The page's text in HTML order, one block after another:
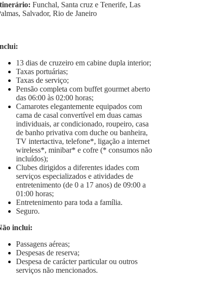
Funchal, Santa cruz e Tenerife, Las
Salvador, Rio de Janeiro
13 dias de cruzeiro em cabine dupla interior;
Taxas portuárias;
Taxas de serviço;
Pensão completa com buffet gourmet aberto
das 06:00 às 02:00 horas;
Camarotes elegantemente equipados com
cama de casal convertível em duas camas
individuais, ar condicionado, roupeiro, casa
de banho privativa com duche ou banheira,
TV intertactiva, telefone*, ligação a internet
wireless*, minibar* e cofre (* consumos não
incluídos);
Clubes dirigidos a diferentes idades com
serviços especializados e atividades de
entretenimento (de 0 a 17 anos) de 09:00 a
01:00 horas;
Entretenimento para toda a família.
Seguro.
inclui:
Passagens aéreas;
Despesas de reserva;
Despesa de carácter particular ou outros
serviços não mencionados.